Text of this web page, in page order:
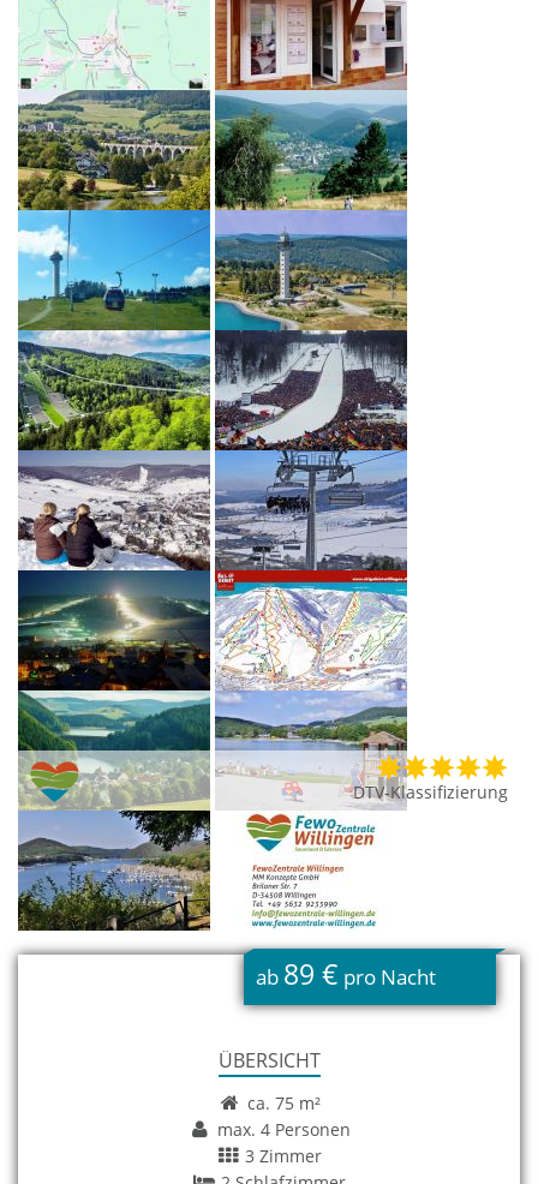
DTV-Klassifizierung
ab 89 € pro Nacht
ÜBERSICHT
ca. 75 m²
max. 4 Personen
3 Zimmer